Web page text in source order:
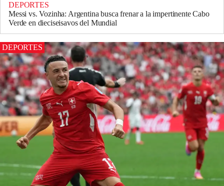
DEPORTES
Messi vs. Vozinha: Argentina busca frenar a la impertinente Cabo
Verde en dieciseisavos del Mundial
DEPORTES